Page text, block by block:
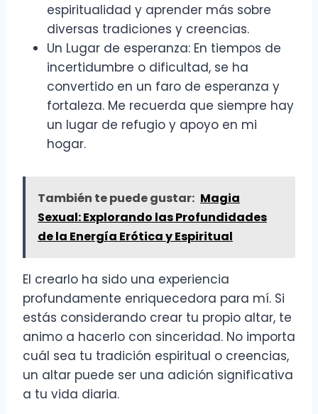
espiritualidad y aprender más sobre
diversas tradiciones y creencias.
Un Lugar de esperanza: En tiempos de
incertidumbre o dificultad, se ha
convertido en un faro de esperanza y
fortaleza. Me recuerda que siempre hay
un lugar de refugio y apoyo en mi
hogar.
También te puede gustar: Magia
Sexual: Explorando las Profundidades
de la Energía Erótica y Espiritual
El crearlo ha sido una experiencia
profundamente enriquecedora para mí. Si
estás considerando crear tu propio altar, te
animo a hacerlo con sinceridad. No importa
cuál sea tu tradición espiritual o creencias,
un altar puede ser una adición significativa
a tu vida diaria.